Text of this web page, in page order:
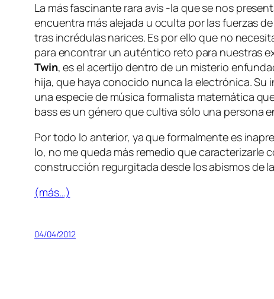
La más fas­ci­nan­te ra­ra avis ‑la que se nos
en­cuen­tra más ale­ja­da u ocul­ta por las fuer­zas
tras in­cré­du­las na­ri­ces. Es por ello que no
pa­ra en­con­trar un au­tén­ti­co re­to pa­ra nues­tras
Twin, es el acer­ti­jo den­tro de un mis­te­rio
hi­ja, que ha­ya co­no­ci­do nun­ca la elec­tró­ni­ca.
una es­pe­cie de mú­si­ca for­ma­lis­ta ma­te­má­ti­ca
basses un gé­ne­ro que cul­ti­va só­lo una per­so­na
Por to­do lo an­te­rior, ya que for­mal­men­te es
lo, no me que­da más re­me­dio que
cons­truc­ción re­gur­gi­ta­da des­de los abis­mos de
(más…)
04/04/2012